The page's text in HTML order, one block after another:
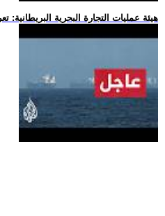
.. هيئة عمليات التجارة البحرية